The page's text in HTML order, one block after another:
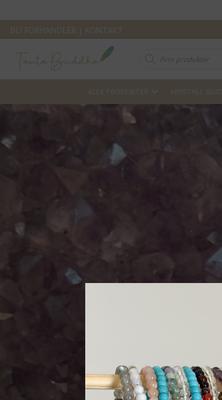
BLI FORHANDLER | KONTAKT
Products
search
ALLE PRODUKTER KRYSTALL